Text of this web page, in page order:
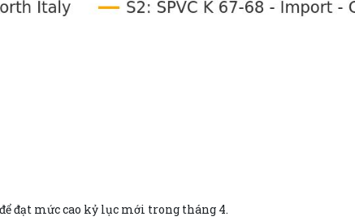
đạt mức cao kỷ lục mới trong tháng 4.